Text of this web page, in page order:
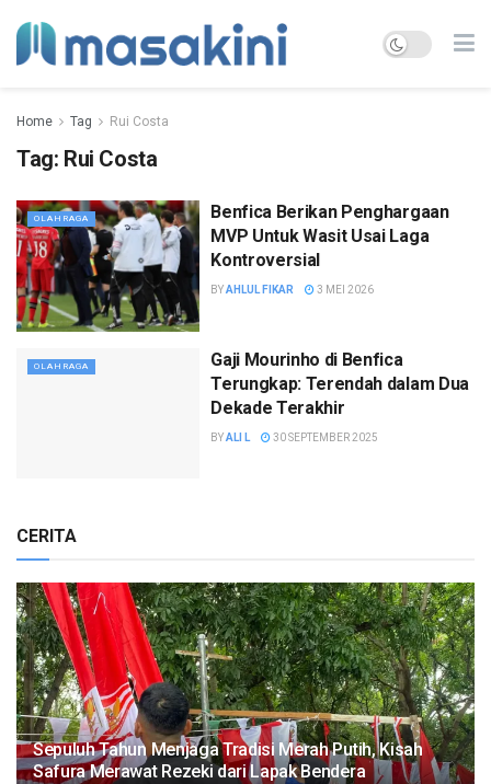
Home Tag Rui Costa
Tag: Rui Costa
OLAHRAGA
Benfica Berikan Penghargaan
MVP Untuk Wasit Usai Laga
Kontroversial
BYAHLUL FIKAR 3 MEI 2026
OLAHRAGA
Gaji Mourinho di Benfica
Terungkap: Terendah dalam Dua
Dekade Terakhir
BYALI L 30 SEPTEMBER 2025
CERITA
Sepuluh Tahun Menjaga Tradisi Merah Putih, Kisah
Safura Merawat Rezeki dari Lapak Bendera